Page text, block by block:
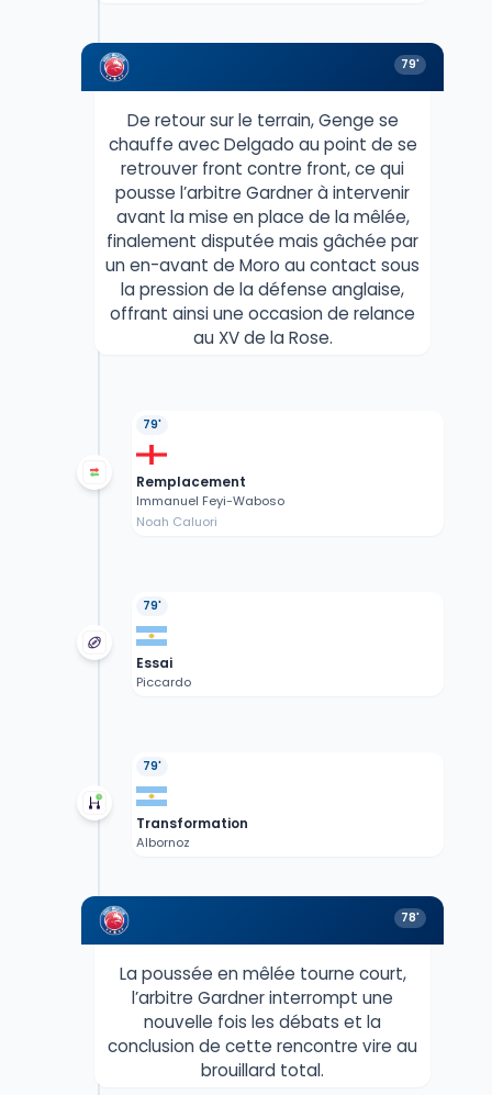
79'
De retour sur le terrain, Genge se
chauffe avec Delgado au point de se
retrouver front contre front, ce qui
pousse l’arbitre Gardner à intervenir
avant la mise en place de la mêlée,
finalement disputée mais gâchée par
un en-avant de Moro au contact sous
la pression de la défense anglaise,
offrant ainsi une occasion de relance
au XV de la Rose.
79'
Remplacement
Immanuel Feyi-Waboso
Noah Caluori
79'
Essai
Piccardo
79'
Transformation
Albornoz
78'
La poussée en mêlée tourne court,
l’arbitre Gardner interrompt une
nouvelle fois les débats et la
conclusion de cette rencontre vire au
brouillard total.